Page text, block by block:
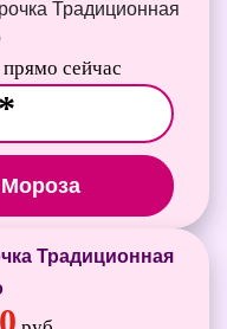
сейчас
Мороза
Традиционная